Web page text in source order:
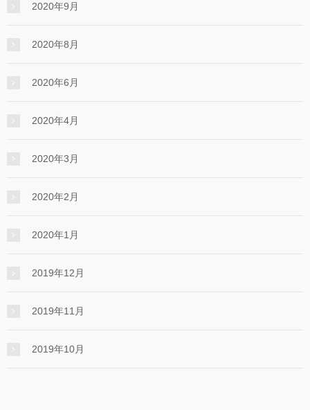
2020年9月
2020年8月
2020年6月
2020年4月
2020年3月
2020年2月
2020年1月
2019年12月
2019年11月
2019年10月